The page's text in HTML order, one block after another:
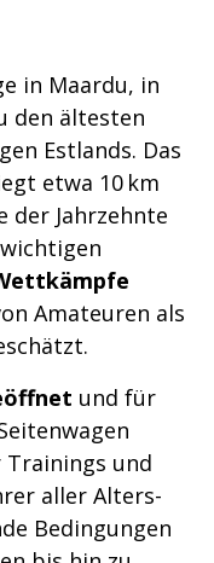
in Maardu, in
den ältesten
Estlands. Das
etwa 10 km
der Jahrzehnte
Amateuren als
und für
Trainings und
aller Alters-
Bedingungen